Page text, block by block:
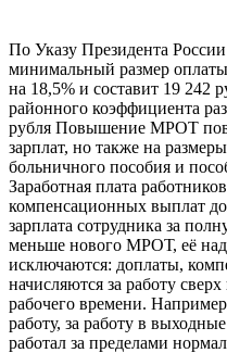
По Указу Президента России
минимальный размер
на 18,5% и составит 19 242
районного коэффициента
рубля Повышение МРОТ
зарплат, но также на
больничного пособия и
Заработная плата
компенсационных выплат
зарплата сотрудника за
меньше нового МРОТ, её
исключаются: доплаты,
начисляются за работу
рабочего времени.
работу, за работу в
работал за пределами